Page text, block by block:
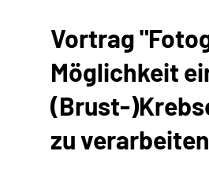
Vortrag
Möglichkeit
(Brust-
zu